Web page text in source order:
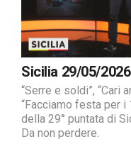
Sicilia 29/05/2026
“Serre e soldi”, “Cari
“Facciamo festa per i
della 29° puntata di
Da non perdere.